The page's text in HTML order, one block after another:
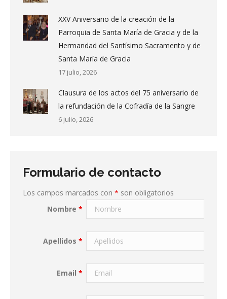
XXV Aniversario de la creación de la
Parroquia de Santa María de Gracia y de la
Hermandad del Santísimo Sacramento y de
Santa María de Gracia
17 julio, 2026
Clausura de los actos del 75 aniversario de
la refundación de la Cofradía de la Sangre
6 julio, 2026
Formulario de contacto
Los campos marcados con * son obligatorios
Nombre*
Apellidos*
Email*